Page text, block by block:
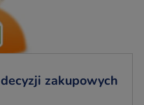
zakupowych